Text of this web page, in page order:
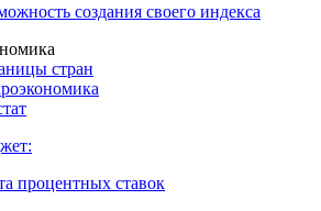
создания своего индекса
стран
процентных ставок